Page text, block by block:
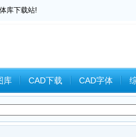
库下载站!
库 CAD下载 CAD字体
教程 中望CAD Catia教